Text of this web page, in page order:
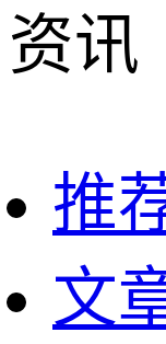
资讯
推
文